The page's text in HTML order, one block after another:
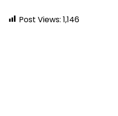
Post Views: 1,146